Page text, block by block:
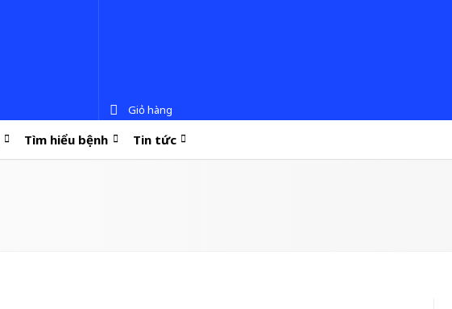
Giỏ hàng
Tìm hiểu bệnh Tin tức